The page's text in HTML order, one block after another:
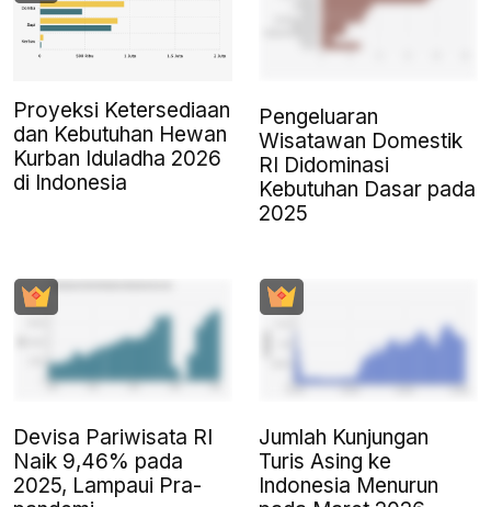
Proyeksi Ketersediaan
dan Kebutuhan Hewan
Kurban Iduladha 2026
di Indonesia
Pengeluaran
Wisatawan Domestik
RI Didominasi
Kebutuhan Dasar pada
2025
Devisa Pariwisata RI
Naik 9,46% pada
2025, Lampaui Pra-
Jumlah Kunjungan
Turis Asing ke
Indonesia Menurun